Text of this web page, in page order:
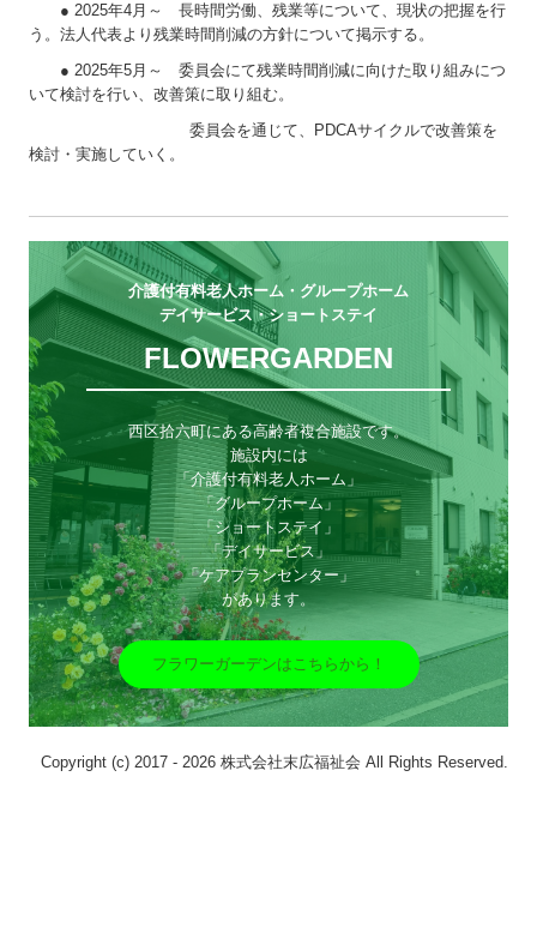
● 2025年4月～ 長時間労働、残業等について、現状の把握を行
う。法人代表より残業時間削減の方針について掲示する。
● 2025年5月～ 委員会にて残業時間削減に向けた取り組みにつ
いて検討を行い、改善策に取り組む。
委員会を通じて、PDCAサイクルで改善策を
検討・実施していく。
介護付有料老人ホーム・グループホーム
デイサービス・ショートステイ
FLOWERGARDEN
西区拾六町にある高齢者複合施設です。
施設内には
「介護付有料老人ホーム」
「グループホーム」
「ショートステイ」
「デイサービス」
「ケアプランセンター」
があります。
フラワーガーデンはこちらから！
Copyright (c) 2017 - 2026 株式会社末広福祉会 All Rights Reserved.